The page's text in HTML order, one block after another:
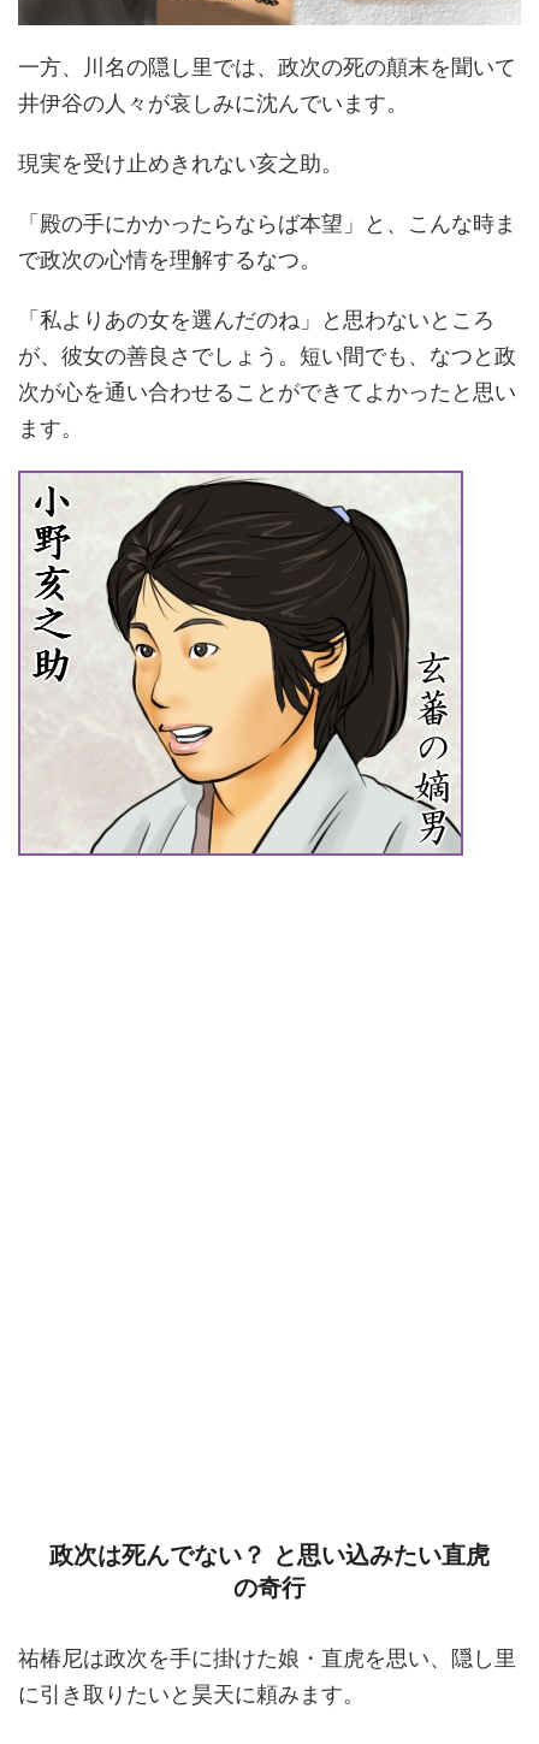
一方、川名の隠し里では、政次の死の顛末を聞いて
井伊谷の人々が哀しみに沈んでいます。
現実を受け止めきれない亥之助。
「殿の手にかかったらならば本望」と、こんな時ま
で政次の心情を理解するなつ。
「私よりあの女を選んだのね」と思わないところ
が、彼女の善良さでしょう。短い間でも、なつと政
次が心を通い合わせることができてよかったと思い
ます。
政次は死んでない？ と思い込みたい直虎
の奇行
祐椿尼は政次を手に掛けた娘・直虎を思い、隠し里
に引き取りたいと昊天に頼みます。